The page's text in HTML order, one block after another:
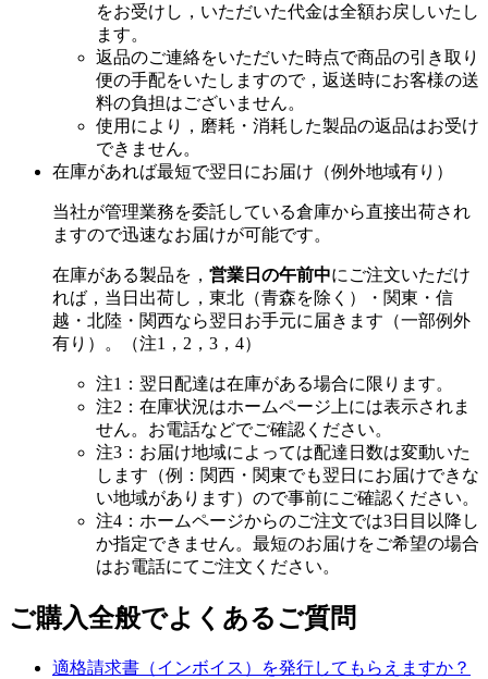
をお受けし，いただいた代金は全額お戻しいたし
ます。
返品のご連絡をいただいた時点で商品の引き取り
便の手配をいたしますので，返送時にお客様の送
料の負担はございません。
使用により，磨耗・消耗した製品の返品はお受け
できません。
在庫があれば最短で翌日にお届け（例外地域有り）
当社が管理業務を委託している倉庫から直接出荷され
ますので迅速なお届けが可能です。
在庫がある製品を， 営業日の午前中にご注文いただけ
れば，当日出荷し，東北（青森を除く）・関東・信
越・北陸・関西なら翌日お手元に届きます（一部例外
有り）。（注1，2，3，4）
注1：翌日配達は在庫がある場合に限ります。
注2：在庫状況はホームページ上には表示されま
せん。お電話などでご確認ください。
注3：お届け地域によっては配達日数は変動いた
します（例：関西・関東でも翌日にお届けできな
い地域があります）ので事前にご確認ください。
注4：ホームページからのご注文では3日目以降し
か指定できません。最短のお届けをご希望の場合
はお電話にてご注文ください。
ご購入全般でよくあるご質問
適格請求書（インボイス）を発行してもらえますか？